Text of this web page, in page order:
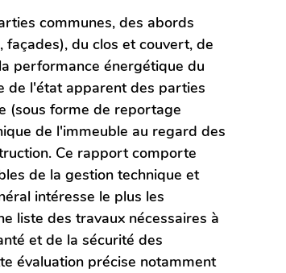
communes, des abords
du clos et couvert, de
performance énergétique du
de l'état apparent des parties
(sous forme de reportage
de l'immeuble au regard des
Ce rapport comporte
de la gestion technique et
intéresse le plus les
liste des travaux nécessaires à
et de la sécurité des
évaluation précise notamment